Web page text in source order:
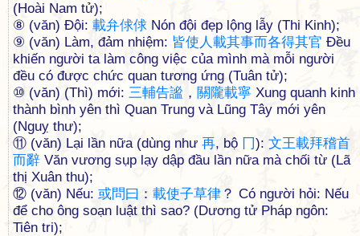
(Hoài Nam tử);
⑧ (văn) Đội: 載弁俅俅 Nón đội đẹp lộng lẫy (Thi Kinh);
⑨ (văn) Làm, đảm nhiệm: 皆使 人載其事而各得其官 Đều
khiến người ta làm công việc của mình mà mỗi người
đều có được chức quan tương ứng (Tuân tử);
⑩ (văn) (Thì) mới: 三輔告謐 ， 關隴載寧 Xung quanh kinh
thành bình yên thì Quan Trung và Lũng Tây mới yên
(Nguỵ thư);
⑪ (văn) Lại lần nữa (dùng như 再, bộ 冂): 文王載拜稽首
而辭 Văn vương sụp lạy dập đầu lần nữa mà chối từ (Lã
thị Xuân thu);
⑫ (văn) Nếu: 或問曰 ： 載使子草律 ？ Có người hỏi: Nếu
để cho ông soạn luật thì sao? (Dương tử Pháp ngôn:
Tiên tri);